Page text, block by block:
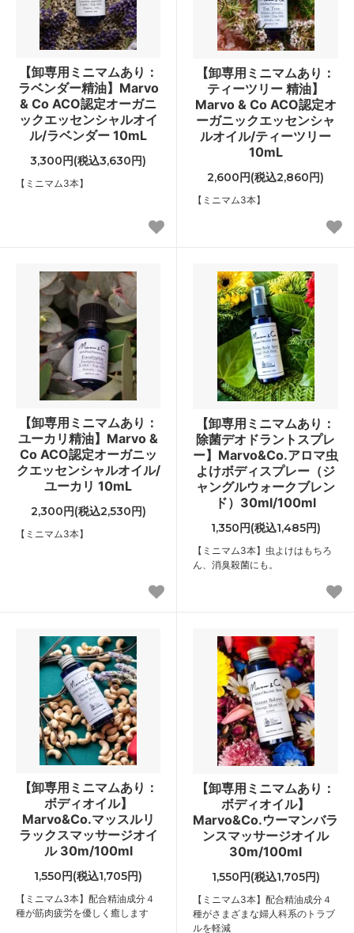
【卸専用ミニマムあり：
ラベンダー精油】Marvo
& Co ACO認定オーガニ
ックエッセンシャルオイ
ル/ラベンダー 10mL
3,300円(税込3,630円)
【ミニマム3本】
【卸専用ミニマムあり：
ティーツリー 精油】
Marvo & Co ACO認定オ
ーガニックエッセンシャ
ルオイル/ティーツリー
10mL
2,600円(税込2,860円)
【ミニマム3本】
【卸専用ミニマムあり：
ユーカリ精油】Marvo &
Co ACO認定オーガニッ
クエッセンシャルオイル/
ユーカリ 10mL
2,300円(税込2,530円)
【ミニマム3本】
【卸専用ミニマムあり：
除菌デオドラントスプレ
ー】Marvo&Co.アロマ虫
よけボディスプレー（ジ
ャングルウォークブレン
ド）30ml/100ml
1,350円(税込1,485円)
【ミニマム3本】虫よけはもちろ
ん、消臭殺菌にも。
【卸専用ミニマムあり：
ボディオイル】
Marvo&Co.マッスルリ
ラックスマッサージオイ
ル 30m/100ml
1,550円(税込1,705円)
【ミニマム3本】配合精油成分４
種が筋肉疲労を優しく癒します
【卸専用ミニマムあり：
ボディオイル】
Marvo&Co.ウーマンバラ
ンスマッサージオイル
30m/100ml
1,550円(税込1,705円)
【ミニマム3本】配合精油成分４
種がさまざまな婦人科系のトラブ
ルを軽減